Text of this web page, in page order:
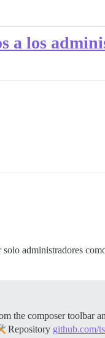
a los
administradores
the composer toolbar
Repository github.com/